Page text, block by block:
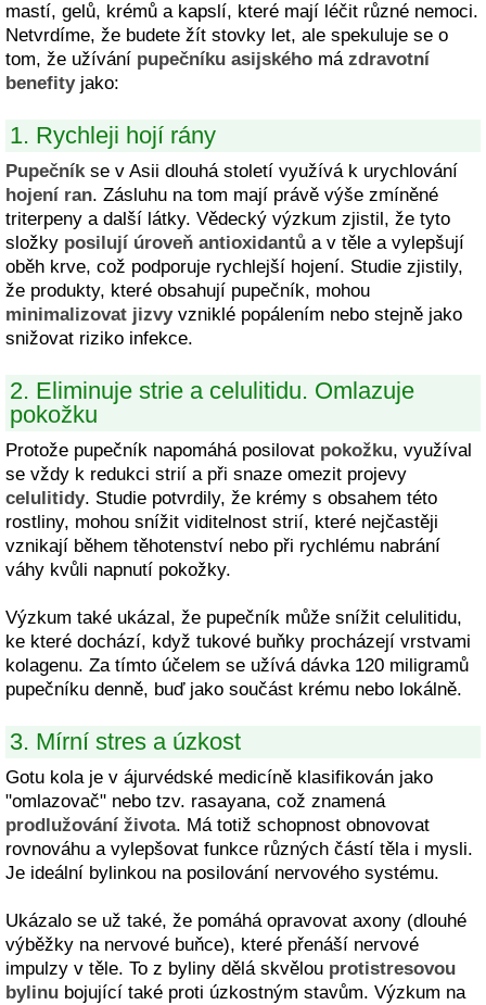
mastí, gelů, krémů a kapslí, které mají léčit různé nemoci.
Netvrdíme, že budete žít stovky let, ale spekuluje se o
tom, že užívání pupečníku asijského má zdravotní
benefityjako:
1. Rychleji hojí rány
Pupečníkse v Asii dlouhá století využívá k urychlování
hojení ran. Zásluhu na tom mají právě výše zmíněné
triterpeny a další látky. Vědecký výzkum zjistil, že tyto
složky posilují úroveň antioxidantů a v těle a vylepšují
oběh krve, což podporuje rychlejší hojení. Studie zjistily,
že produkty, které obsahují pupečník, mohou
minimalizovat jizvyvzniklé popálením nebo stejně jako
snižovat riziko infekce.
2. Eliminuje strie a celulitidu. Omlazuje
pokožku
Protože pupečník napomáhá posilovat pokožku, využíval
se vždy k redukci strií a při snaze omezit projevy
celulitidy. Studie potvrdily, že krémy s obsahem této
rostliny, mohou snížit viditelnost strií, které nejčastěji
vznikají během těhotenství nebo při rychlému nabrání
váhy kvůli napnutí pokožky.
Výzkum také ukázal, že pupečník může snížit celulitidu,
ke které dochází, když tukové buňky procházejí vrstvami
kolagenu. Za tímto účelem se užívá dávka 120 miligramů
pupečníku denně, buď jako součást krému nebo lokálně.
3. Mírní stres a úzkost
Gotu kola je v ájurvédské medicíně klasifikován jako
"omlazovač" nebo tzv. rasayana, což znamená
prodlužování života. Má totiž schopnost obnovovat
rovnováhu a vylepšovat funkce různých částí těla i mysli.
Je ideální bylinkou na posilování nervového systému.
Ukázalo se už také, že pomáhá opravovat axony (dlouhé
výběžky na nervové buňce), které přenáší nervové
impulzy v těle. To z byliny dělá skvělou protistresovou
bylinu bojující také proti úzkostným stavům. Výzkum na